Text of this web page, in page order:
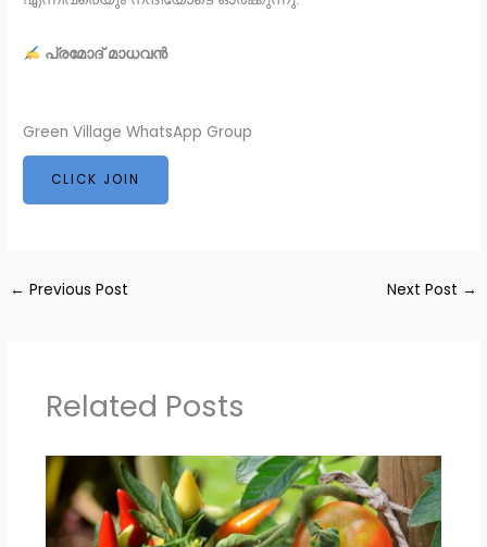
പ്രമോദ് മാധവൻ
Green Village WhatsApp Group
CLICK JOIN
← Previous Post Next Post →
Related Posts